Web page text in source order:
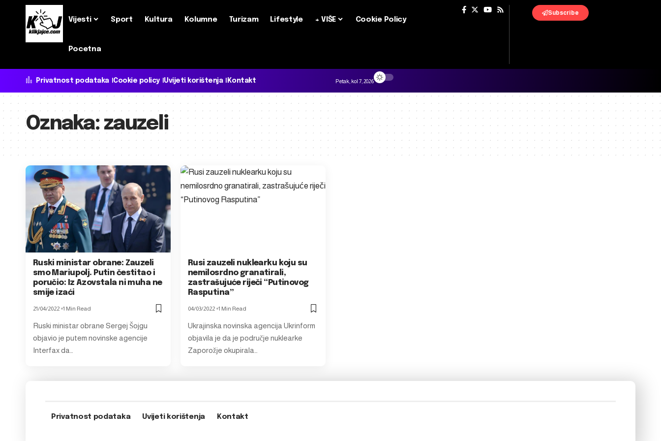
Vijesti Sport Kultura Kolumne Turizam Lifestyle + VIŠE Cookie Policy
Pocetna
Subscribe
Privatnost podataka Cookie policy Uvijeti korištenja Kontakt Petak, kol 7, 2026
Oznaka: zauzeli
Ruski ministar obrane: Zauzeli
smo Mariupolj. Putin čestitao i
poručio: Iz Azovstala ni muha ne
smije izaći
21/04/2022 1 Min Read
Ruski ministar obrane Sergej Šojgu
objavio je putem novinske agencije
Interfax da…
Rusi zauzeli nuklearku koju su
nemilosrdno granatirali,
zastrašujuće riječi “Putinovog
Rasputina”
04/03/2022 1 Min Read
Ukrajinska novinska agencija Ukrinform
objavila je da je područje nuklearke
Zaporožje okupirala…
Privatnost podataka Uvijeti korištenja Kontakt